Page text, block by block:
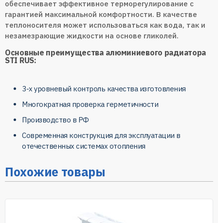
обеспечивает эффективное терморегулирование с
гарантией максимальной комфортности. В качестве
теплоносителя может использоваться как вода, так и
незамезрающие жидкости на основе гликолей.
Основные преимущества алюминиевого радиатора
STI RUS:
3-х уровневый контроль качества изготовления
Многократная проверка герметичности
Производство в РФ
Современная конструкция для эксплуатации в
отечественных системах отопления
Похожие товары